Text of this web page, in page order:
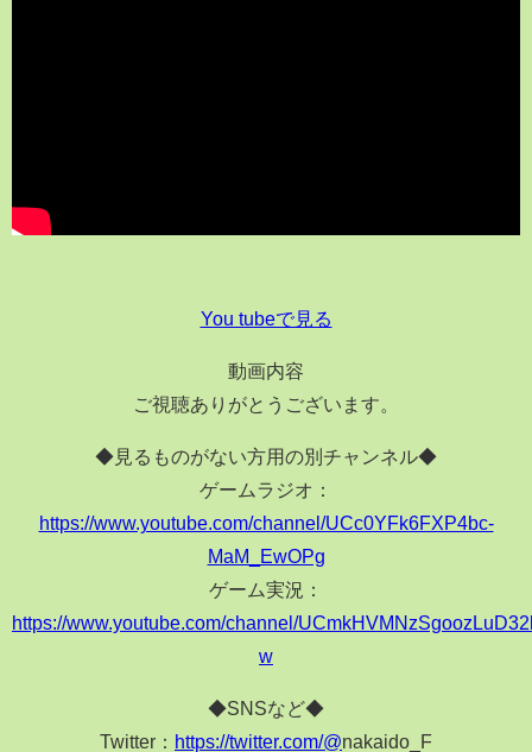
You tubeで見る
動画内容
ご視聴ありがとうございます。
◆見るものがない方用の別チャンネル◆
ゲームラジオ：
https://www.youtube.com/channel/UCc0YFk6FXP4bc-
MaM_EwOPg
ゲーム実況：
https://www.youtube.com/channel/
w
◆SNSなど◆
Twitter： https://twitter.com/@nakaido_F